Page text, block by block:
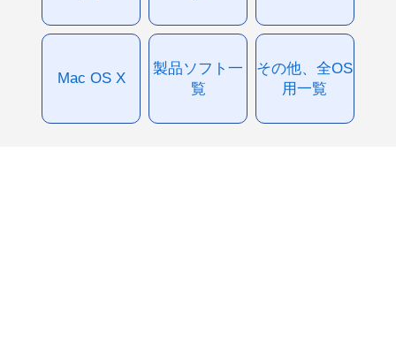
Mac OS X
製品ソフト一
覧
その他、全OS
用一覧